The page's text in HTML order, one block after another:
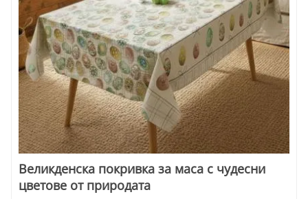
Великденска покривка за маса с чудесни
цветове от природата